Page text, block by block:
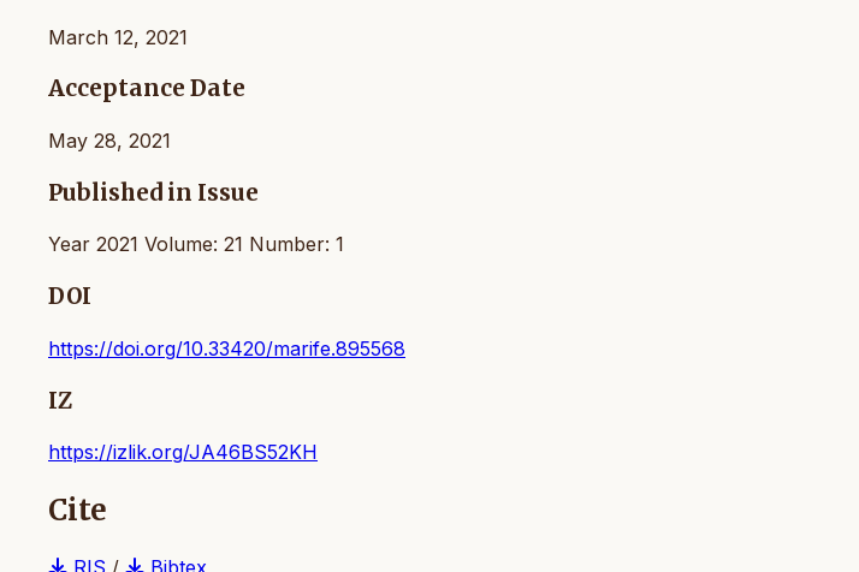
March 12, 2021
Acceptance Date
May 28, 2021
Published in Issue
Year 2021 Volume: 21 Number: 1
DOI
https://doi.org/10.33420/marife.895568
IZ
https://izlik.org/JA46BS52KH
Cite